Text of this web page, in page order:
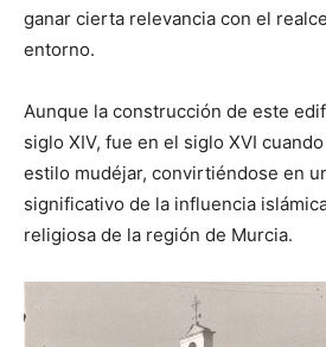
ganar cierta relevancia con el
entorno.
Aunque la construcción de este
siglo XIV, fue en el siglo XVI
estilo mudéjar, convirtiéndose en
significativo de la influencia
religiosa de la región de Murcia.